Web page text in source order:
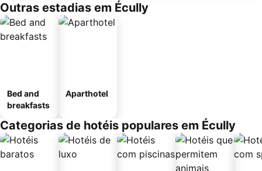
Outras estadias em Écully
Bed and
breakfasts
Aparthotel
Categorias de hotéis populares em Écully